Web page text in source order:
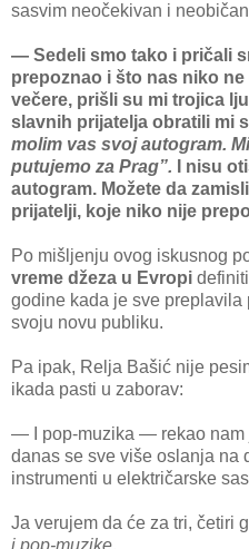
sasvim neočekivan i
— Sedeli smo tako i pričali
prepoznao i što nas niko
večere, prišli su mi trojica
slavnih prijatelja obratili mi
molim vas svoj autogram.
putujemo za Prag”. I nisu
autogram. Možete da
prijatelji, koje niko nije
Po mišljenju ovog iskusnog
vreme džeza u Evropi
godine kada je sve
svoju novu publiku.
Pa ipak, Relja Bašić nije
ikada pasti u zaborav:
— I pop-muzika — rekao
danas se sve više oslanja na
instrumenti u električarske
Ja verujem da će za tri, četiri